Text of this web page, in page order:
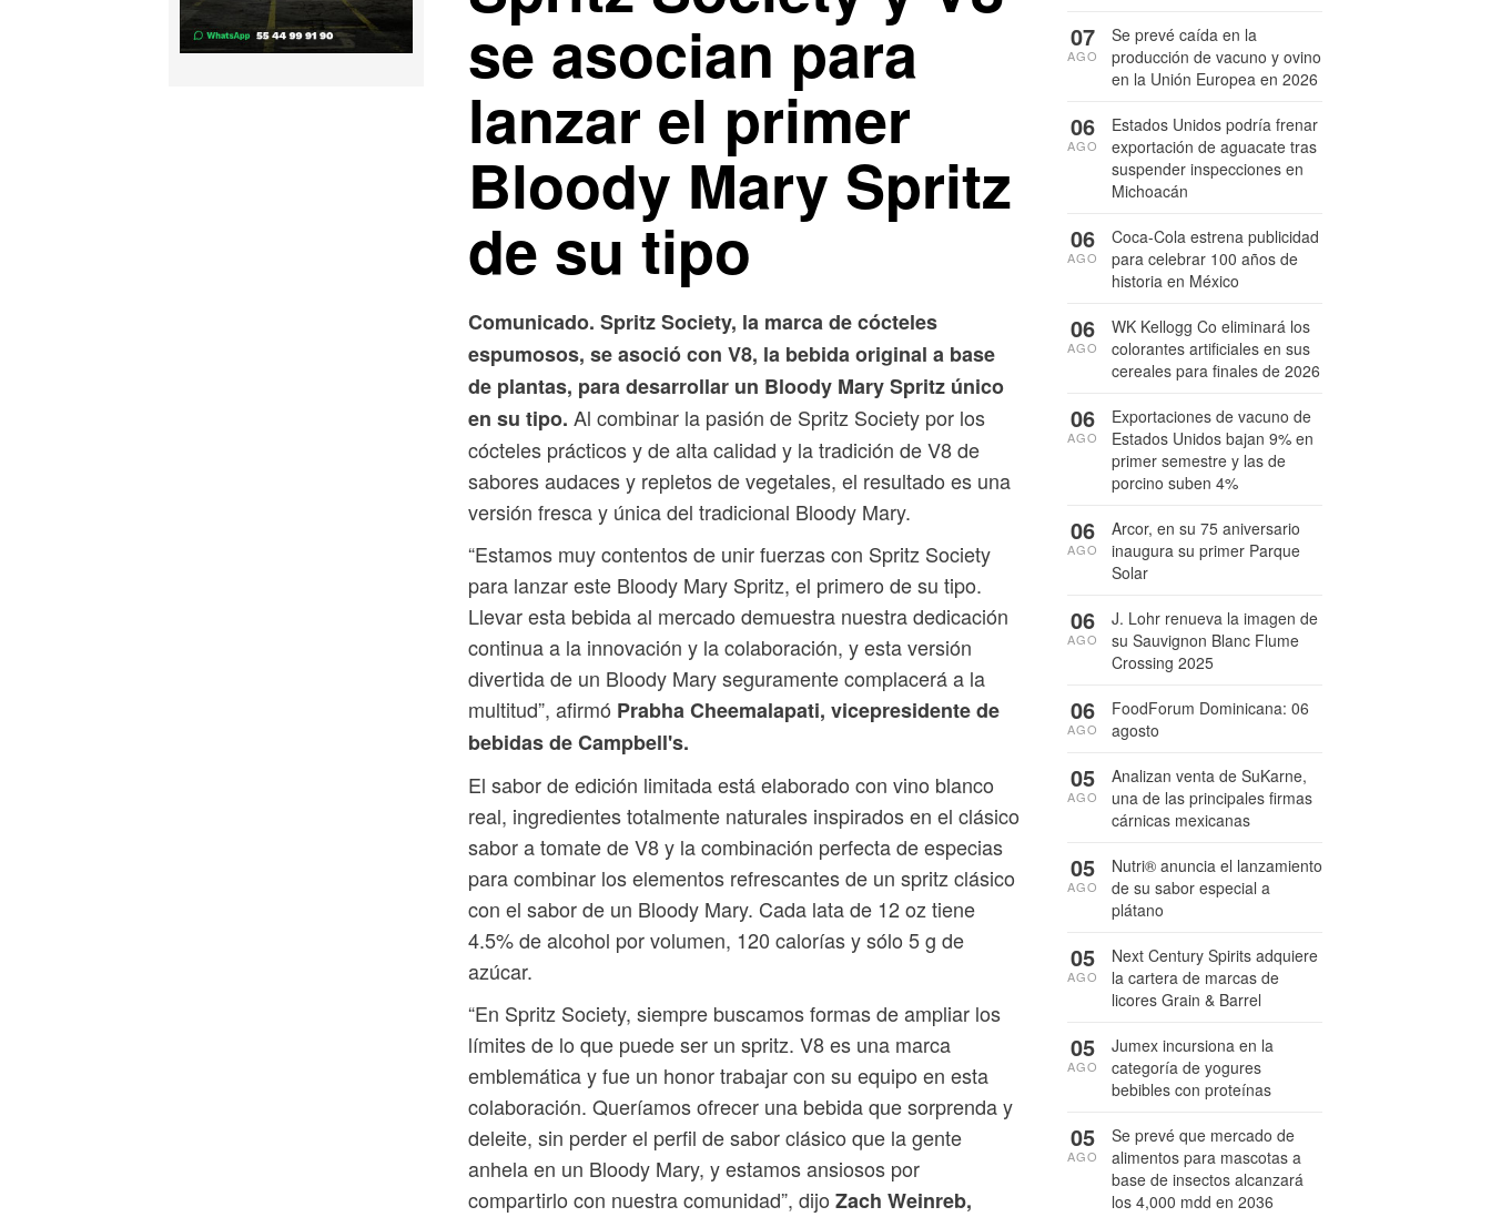
se asocian para
lanzar el primer
Bloody Mary Spritz
de su tipo
Comunicado. Spritz Society, la marca de cócteles
espumosos, se asoció con V8, la bebida original a base
de plantas, para desarrollar un Bloody Mary Spritz único
en su tipo. Al combinar la pasión de Spritz Society por los
cócteles prácticos y de alta calidad y la tradición de V8 de
sabores audaces y repletos de vegetales, el resultado es una
versión fresca y única del tradicional Bloody Mary.
“Estamos muy contentos de unir fuerzas con Spritz Society
para lanzar este Bloody Mary Spritz, el primero de su tipo.
Llevar esta bebida al mercado demuestra nuestra dedicación
continua a la innovación y la colaboración, y esta versión
divertida de un Bloody Mary seguramente complacerá a la
multitud”, afirmó Prabha Cheemalapati, vicepresidente de
bebidas de Campbell's.
El sabor de edición limitada está elaborado con vino blanco
real, ingredientes totalmente naturales inspirados en el clásico
sabor a tomate de V8 y la combinación perfecta de especias
para combinar los elementos refrescantes de un spritz clásico
con el sabor de un Bloody Mary. Cada lata de 12 oz tiene
4.5% de alcohol por volumen, 120 calorías y sólo 5 g de
azúcar.
“En Spritz Society, siempre buscamos formas de ampliar los
límites de lo que puede ser un spritz. V8 es una marca
emblemática y fue un honor trabajar con su equipo en esta
colaboración. Queríamos ofrecer una bebida que sorprenda y
deleite, sin perder el perfil de sabor clásico que la gente
anhela en un Bloody Mary, y estamos ansiosos por
compartirlo con nuestra comunidad”, dijo Zach Weinreb,
Se prevé caída en la
producción de vacuno y ovino
en la Unión Europea en 2026
07
AGO
Estados Unidos podría frenar
exportación de aguacate tras
suspender inspecciones en
Michoacán
06
AGO
Coca-Cola estrena publicidad
para celebrar 100 años de
historia en México
06
AGO
WK Kellogg Co eliminará los
colorantes artificiales en sus
cereales para finales de 2026
06
AGO
Exportaciones de vacuno de
Estados Unidos bajan 9% en
primer semestre y las de
porcino suben 4%
06
AGO
Arcor, en su 75 aniversario
inaugura su primer Parque
Solar
06
AGO
J. Lohr renueva la imagen de
su Sauvignon Blanc Flume
Crossing 2025
06
AGO
FoodForum Dominicana: 06
agosto
06
AGO
Analizan venta de SuKarne,
una de las principales firmas
cárnicas mexicanas
05
AGO
Nutri® anuncia el lanzamiento
de su sabor especial a
plátano
05
AGO
Next Century Spirits adquiere
la cartera de marcas de
licores Grain & Barrel
05
AGO
Jumex incursiona en la
categoría de yogures
bebibles con proteínas
05
AGO
Se prevé que mercado de
alimentos para mascotas a
base de insectos alcanzará
los 4,000 mdd en 2036
05
AGO